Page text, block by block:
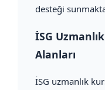
desteği
İSG
Alanları
İSG uzmanlık